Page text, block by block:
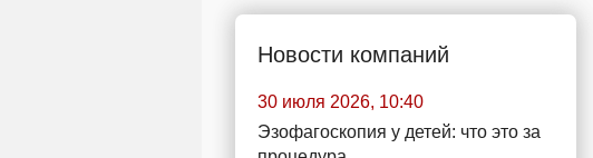
Новости компаний
30 июля 2026, 10:40
Эзофагоскопия у детей: что это за